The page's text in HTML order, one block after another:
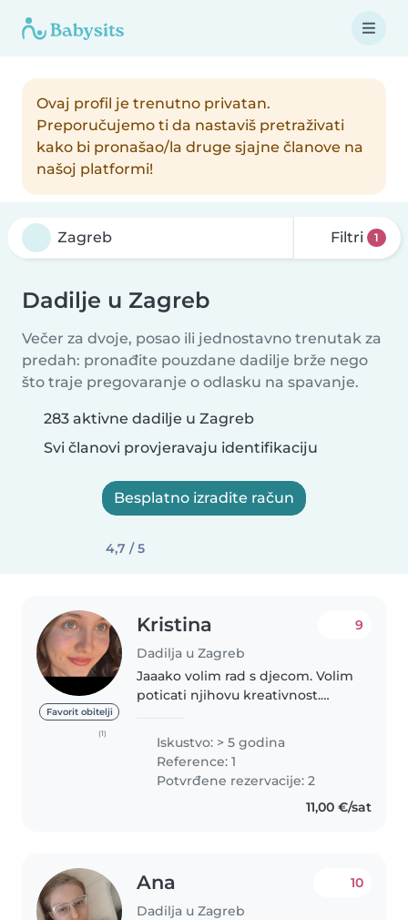
Ovaj profil je trenutno privatan.
Preporučujemo ti da nastaviš pretraživati
kako bi pronašao/la druge sjajne članove na
našoj platformi!
Filtri 1
Dadilje u Zagreb
Večer za dvoje, posao ili jednostavno trenutak za
predah: pronađite pouzdane dadilje brže nego
što traje pregovaranje o odlasku na spavanje.
283 aktivne dadilje u Zagreb
Svi članovi provjeravaju identifikaciju
Besplatno izradite račun
4,7 / 5
Favorit obitelji
(1)
Kristina
Dadilja u Zagreb
9
Jaaako volim rad s djecom. Volim
poticati njihovu kreativnost.
modeliranjem, sviranjem itd.
Imam 4 godine iskustva u
čuvanju djece svih uzrasta, a
najviše..
Iskustvo: > 5 godina
Reference: 1
Potvrđene rezervacije: 2
11,00 €/sat
Ana
Dadilja u Zagreb
10